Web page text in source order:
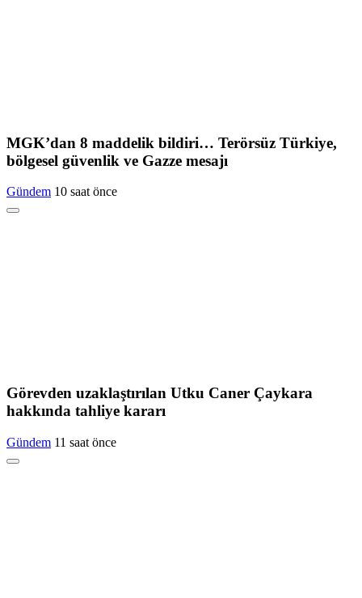
MGK’dan 8 maddelik bildiri… Terörsüz Türkiye,
bölgesel güvenlik ve Gazze mesajı
Gündem 10 saat önce
Görevden uzaklaştırılan Utku Caner Çaykara
hakkında tahliye kararı
Gündem 11 saat önce